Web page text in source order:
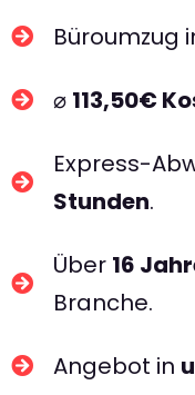
Büroumzug
⌀ 113,50€
Express-
Stunden.
Über 16
Branche.
Angebot in